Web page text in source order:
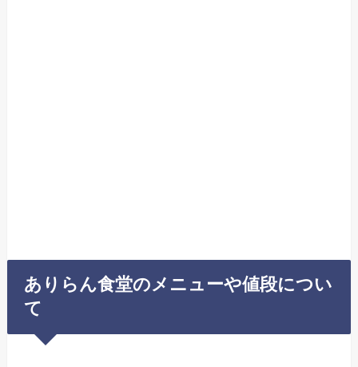
ありらん食堂のメニューや値段につい
て